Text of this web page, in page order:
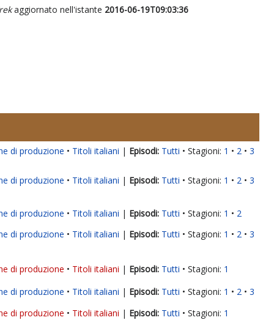
aggiornato nell'istante 2016-06-19T09:03:36
di produzione Titoli italiani | Tutti Stagioni: 1 2
3
di produzione Titoli italiani | Tutti Stagioni: 1 2
3
di produzione Titoli italiani | Tutti Stagioni: 1
2
di produzione Titoli italiani | Tutti Stagioni: 1 2
3
di produzione Titoli italiani | Tutti Stagioni: 1
di produzione Titoli italiani | Tutti Stagioni: 1 2
3
di produzione Titoli italiani | Tutti Stagioni: 1